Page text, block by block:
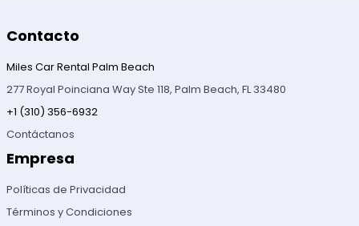
Contacto
Miles Car Rental Palm Beach
277 Royal Poinciana Way Ste 118, Palm Beach, FL 33480
+1 (310) 356-6932
Contáctanos
Empresa
Políticas de Privacidad
Términos y Condiciones